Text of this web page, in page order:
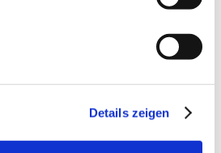
Details zeigen
Extras
Vorteilen der inklusiv